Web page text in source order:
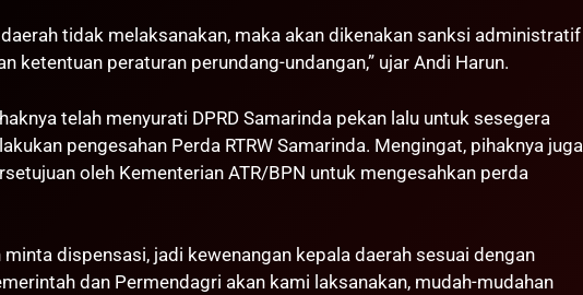
tidak melaksanakan, maka akan dikenakan sanksi administratif
ketentuan peraturan perundang-undangan,” ujar Andi Harun.
telah menyurati DPRD Samarinda pekan lalu untuk sesegera
pengesahan Perda RTRW Samarinda. Mengingat, pihaknya juga
oleh Kementerian ATR/BPN untuk mengesahkan perda
minta dispensasi, jadi kewenangan kepala daerah sesuai dengan
dan Permendagri akan kami laksanakan, mudah-mudahan